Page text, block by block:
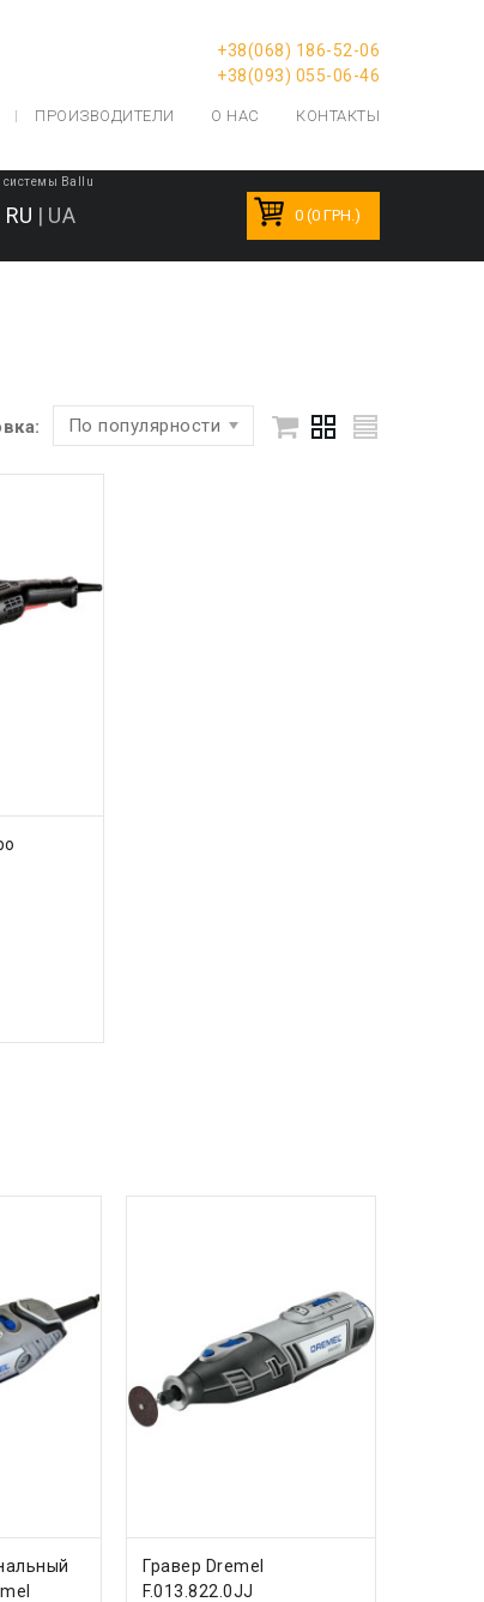
+38(068) 186-52-06
+38(093) 055-06-46
ПРОИЗВОДИТЕЛИ О НАС КОНТАКТЫ
системы Ballu
RU | UA 0 (0 ГРН.)
По популярности
КУПИТЬ
Гравер Dremel
F.013.822.0JJ